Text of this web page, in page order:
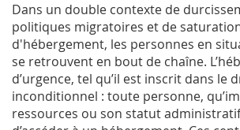
Dans un double contexte de
politiques migratoires et de
d'hébergement, les personnes en
se retrouvent en bout de chaîne.
d’urgence, tel qu’il est inscrit dans le
inconditionnel : toute personne,
ressources ou son statut